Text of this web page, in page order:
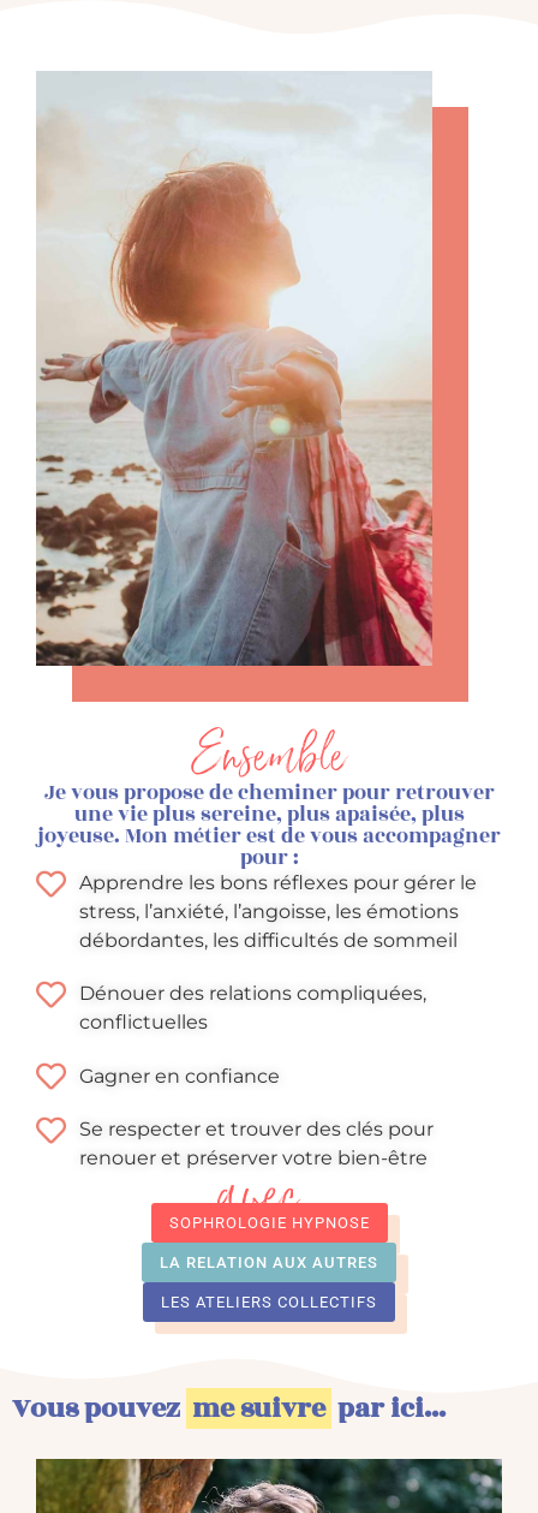
Ensemble
Je vous propose de cheminer pour retrouver
une vie plus sereine, plus apaisée, plus
joyeuse. Mon métier est de vous accompagner
pour :
Apprendre les bons réflexes pour gérer le
stress, l’anxiété, l’angoisse, les émotions
débordantes, les difficultés de sommeil
Dénouer des relations compliquées,
conflictuelles
Gagner en confiance
Se respecter et trouver des clés pour
renouer et préserver votre bien-être
avec...
SOPHROLOGIE HYPNOSE
LA RELATION AUX AUTRES
LES ATELIERS COLLECTIFS
Vous pouvez me suivre par ici...